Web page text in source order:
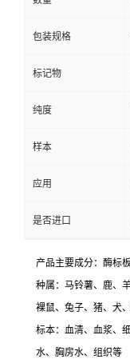
包装规格
标记物
纯度
样本
应用
是否进口
产品主要成分：酶标板
种属：马铃薯、鹿、
裸鼠、兔子、猪、犬
标本：血清、血浆、
水、胸房水、组织等